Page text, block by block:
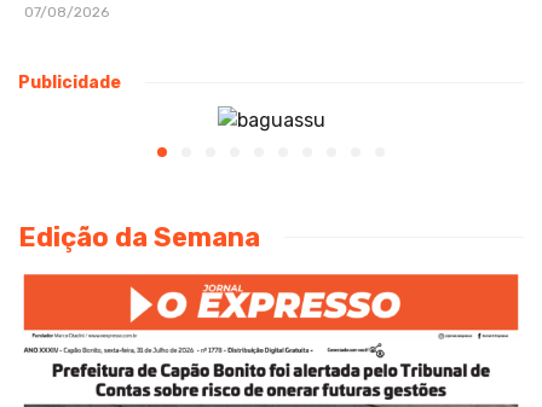
07/08/2026
Publicidade
Edição da Semana